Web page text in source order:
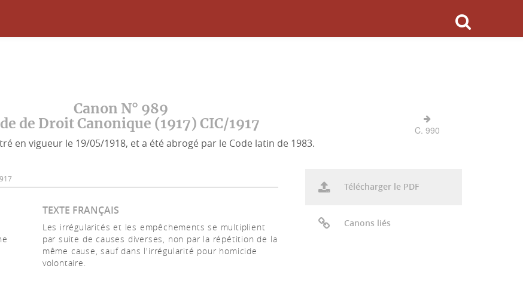
Canon N° 989
de Droit Canonique (1917) CIC/1917
en vigueur le 19/05/1918, et a été abrogé par le Code latin de 1983.
C. 990
TEXTE FRANÇAIS
Les irrégularités et les empêchements se multiplient
par suite de causes diverses, non par la répétition de la
même cause, sauf dans l'irrégularité pour homicide
volontaire.
Télécharger le PDF
Canons liés